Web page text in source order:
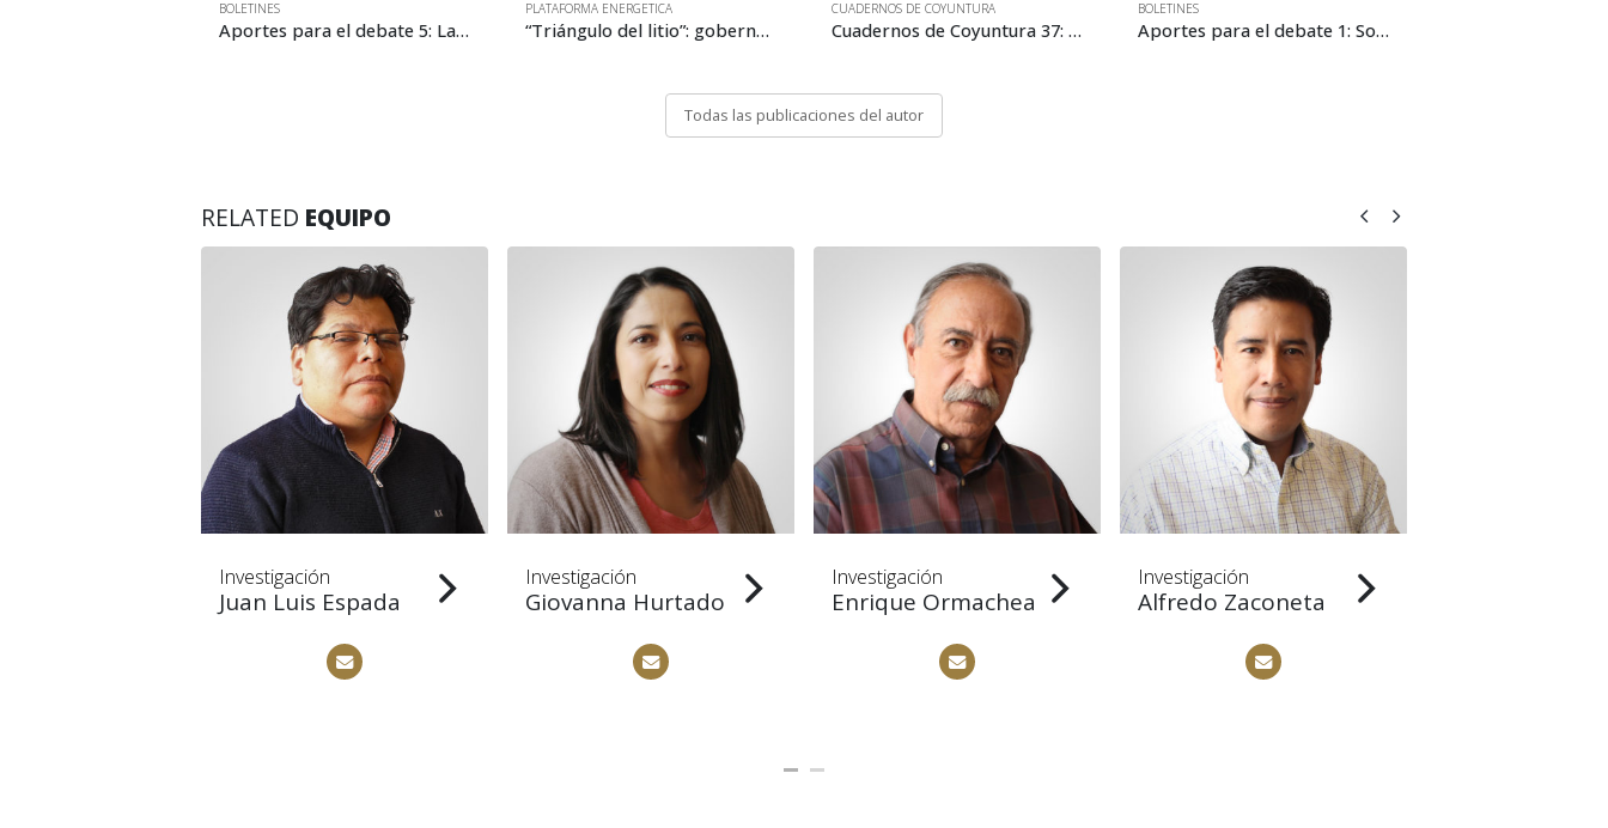
BOLETINES
Aportes para el debate 5: La obsesión por la oferta y la crisis energética: un problema estructural
PLATAFORMA ENERGETICA
“Triángulo del litio”: gobernanza, estrategias y modelos de negocios
CUADERNOS DE COYUNTURA
Cuadernos de Coyuntura 37: Hacia una nueva estrategia boliviana para aprovechar el litio
BOLETINES
Aportes para el debate 1: Sobre el aumento salarial de 2025
Todas las publicaciones del autor
RELATED EQUIPO
Investigación
Juan Luis Espada
Investigación
Giovanna Hurtado
Investigación
Enrique Ormachea
Investigación
Alfredo Zaconeta